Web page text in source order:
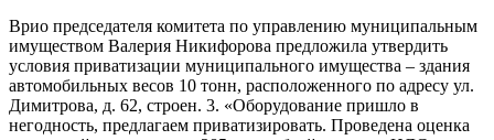
Врио председателя комитета по управлению муниципальным
имуществом Валерия Никифорова предложила утвердить
условия приватизации муниципального имущества – здания
автомобильных весов 10 тонн, расположенного по адресу ул.
Димитрова, д. 62, строен. 3. «Оборудование пришло в
негодность, предлагаем приватизировать. Проведена оценка